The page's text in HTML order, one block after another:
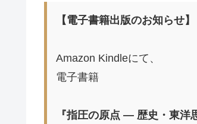
【電子書籍出版のお知らせ】
Amazon Kindleにて、
電子書籍
『指圧の原点 ― 歴史・東洋